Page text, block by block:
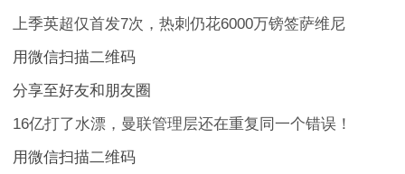
上季英超仅首发7次，热刺仍花6000万镑签萨维尼
用微信扫描二维码
分享至好友和朋友圈
16亿打了水漂，曼联管理层还在重复同一个错误！
用微信扫描二维码